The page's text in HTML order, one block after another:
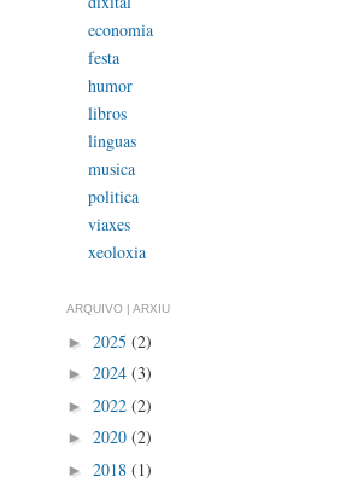
economia
festa
humor
libros
linguas
musica
politica
viaxes
xeoloxia
ARQUIVO | ARXIU
► 2025 (2)
► 2024 (3)
► 2022 (2)
► 2020 (2)
► 2018 (1)